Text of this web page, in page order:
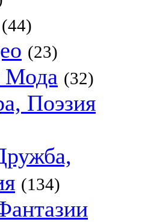
(44)
(23)
Мода (32)
Поэзия
(134)